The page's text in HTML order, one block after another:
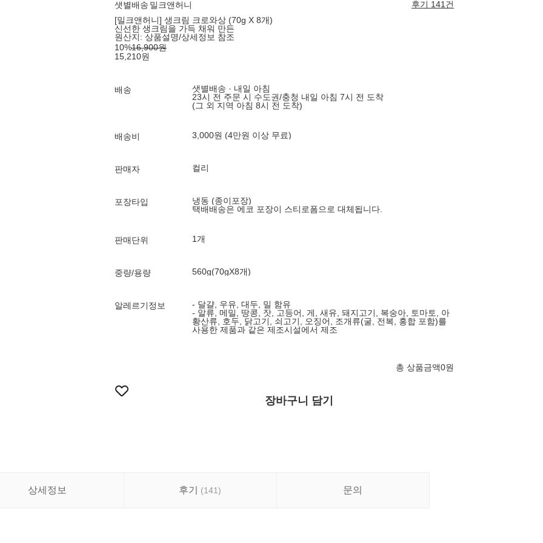
샛별배송 밀크앤허니
후기 141건
[밀크앤허니] 생크림 크로와상 (70g X 8개)
신선한 생크림을 가득 채워 만든
원산지: 상품설명/상세정보 참조
10%16,900원
15,210원
배송
샛별배송 · 내일 아침
23시 전 주문 시 수도권/충청 내일 아침 7시 전 도착
(그 외 지역 아침 8시 전 도착)
배송비 3,000원 (4만원 이상 무료)
판매자 컬리
포장타입
냉동 (종이포장)
택배배송은 에코 포장이 스티로폼으로 대체됩니다.
판매단위 1개
중량/용량 560g(70gX8개)
알레르기정보
- 달걀, 우유, 대두, 밀 함유
- 알류, 메밀, 땅콩, 잣, 고등어, 게, 새유, 돼지고기, 복숭아, 토마토, 아
황산류, 호두, 닭고기, 쇠고기, 오징어, 조개류(굴, 전복, 홍합 포함)를
사용한 제품과 같은 제조시설에서 제조
총 상품금액0원
장바구니 담기
상세정보 후기 (141) 문의